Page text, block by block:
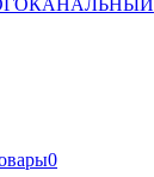
0